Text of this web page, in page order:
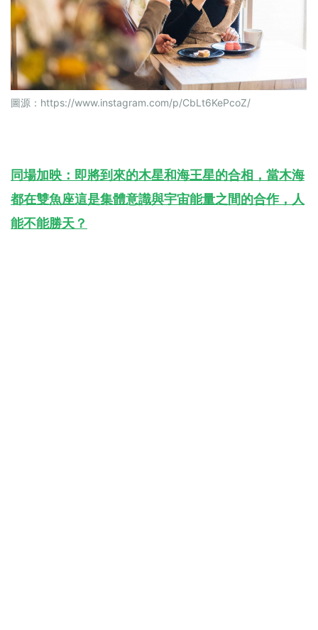
圖源： https://www.instagram.com/p/CbLt6KePcoZ/
同場加映：即將到來的木星和海王星的合相，當木海
都在雙魚座這是集體意識與宇宙能量之間的合作，人
能不能勝天？